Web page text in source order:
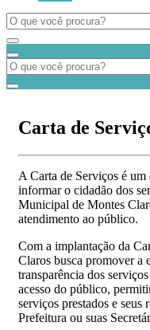
Carta de
A Carta de Serviços é
informar o cidadão dos
Municipal de Montes
atendimento ao público.
Com a implantação da
Claros busca promover a
transparência dos
acesso do público,
serviços prestados e seus
Prefeitura ou suas